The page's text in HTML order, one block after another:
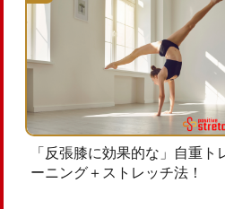
「反張膝に効果的な」自重ト
ーニング＋ストレッチ法！